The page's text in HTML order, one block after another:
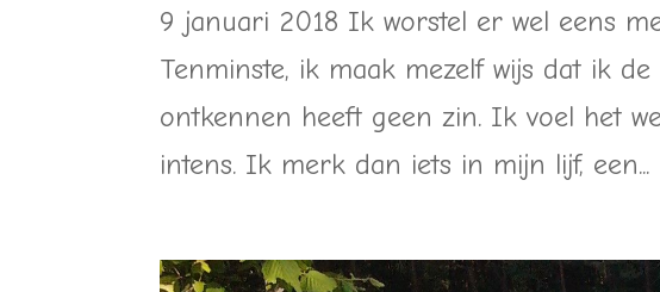
9 januari 2018 Ik worstel er wel eens
Tenminste, ik maak mezelf wijs dat ik
ontkennen heeft geen zin. Ik voel het
intens. Ik merk dan iets in mijn lijf, een...